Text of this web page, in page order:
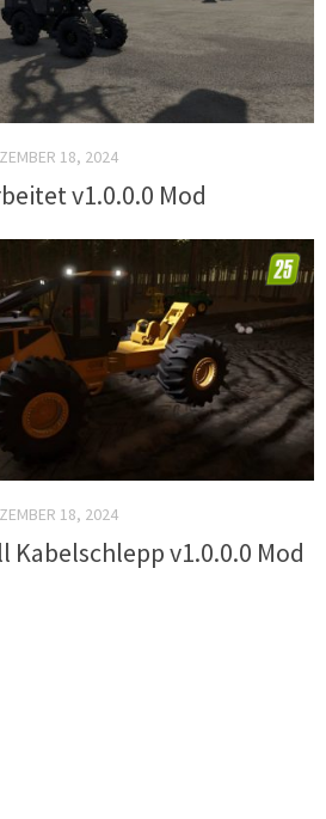
18, 2024
v1.0.0.0 Mod
18, 2024
Kabelschlepp v1.0.0.0 Mod